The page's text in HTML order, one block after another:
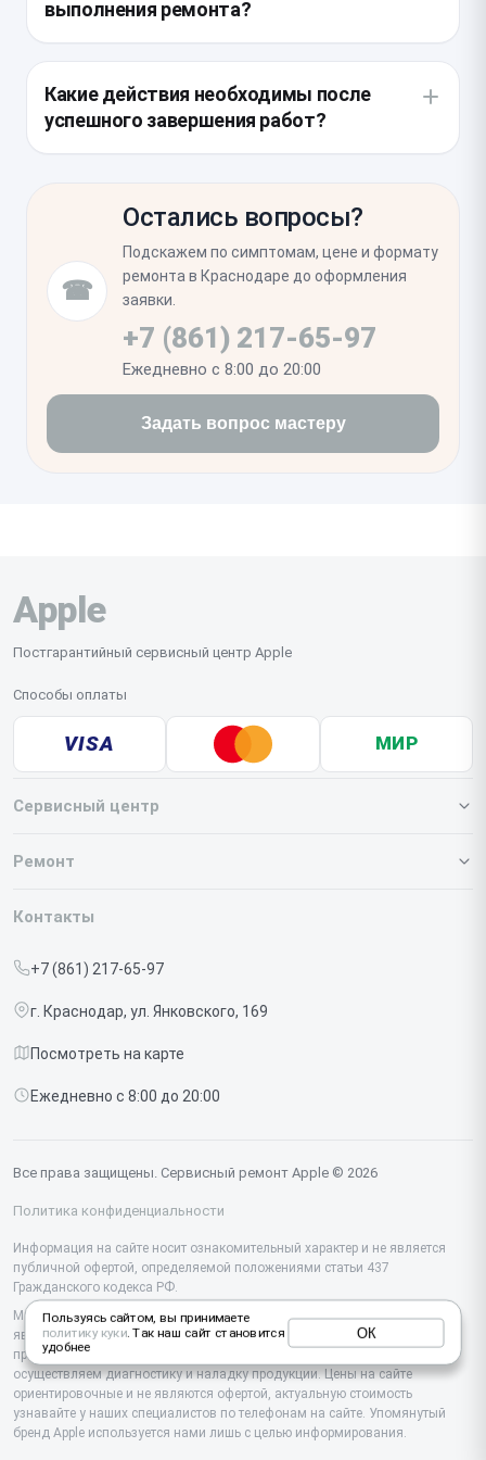
предотвращения короткого замыкания. После
установки нового элемента проверяется
прилегания контактных групп к плате.
выполнения ремонта?
уплотнительных прокладок и внутреннего фильтра
динамика. Если обнаруживаются следы коррозии
или скопившаяся пыль, мы проводим
профессиональную чистку, чтобы избежать
компонентов.
Какие действия необходимы после
успешного завершения работ?
замененным узлом, включая отклик кнопок и
стабильность передачи данных. Дополнительная
настройка обычно не требуется, однако
рекомендуется протестировать плавность работы
интерфейса при выполнении стандартных
☎
Остались вопросы?
Подскажем по симптомам, цене и формату
ремонта в Краснодаре до оформления
заявки.
+7 (861) 217-65-97
Ежедневно с 8:00 до 20:00
Задать вопрос мастеру
Apple
Постгарантийный сервисный центр Apple
Способы оплаты
VISA МИР
Сервисный центр
О нашем сервисе
Срочный ремонт
Доставка и способы оплаты
Диагностика
Контакты
Ремонт
Iphone
Studio Display
Vision Pro
Контакты
+7 (861) 217-65-97
г. Краснодар, ул. Янковского, 169
Посмотреть на карте
Ежедневно с 8:00 до 20:00
Все права защищены. Сервисный ремонт Apple © 2026
Политика конфиденциальности
Информация на сайте носит ознакомительный характер и не является
публичной офертой, определяемой положениями статьи 437
Гражданского кодекса РФ.
Мы специализируемся на обслуживании и ремонте техники Apple, но не
являемся их официальным представителем. Предоставляем
профессиональные услуги после истечения гарантии, а также
осуществляем диагностику и наладку продукции. Цены на сайте
ориентировочные и не являются офертой, актуальную стоимость
узнавайте у наших специалистов по телефонам на сайте. Упомянутый
бренд Apple используется нами лишь с целью информирования.
Пользуясь сайтом, вы принимаете
политику куки. Так наш сайт становится
удобнее
ОК